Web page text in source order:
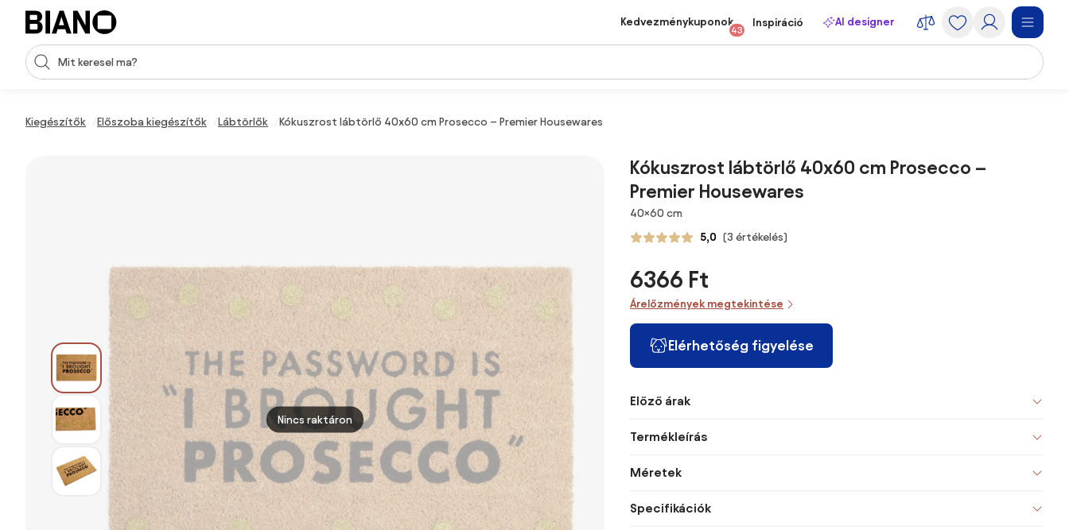
Navigáció kihagyása, ugrás a tartalomra
Keresési bevitel
Kedvezménykuponok
43
Inspiráció AI designer
Kiegészítők Előszoba kiegészítők Lábtörlők Kókuszrost lábtörlő 40x60 cm Prosecco – Premier Housewares
Nincs raktáron
Kókuszrost lábtörlő 40x60 cm Prosecco –
Premier Housewares
Méretek
40×60 cm
5,0 (3 értékelés)
6366 Ft
Árelőzmények megtekintése
Elérhetőség figyelése
Előző árak
Termékleírás
Méretek
Specifikációk